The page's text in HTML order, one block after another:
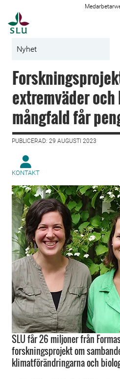
Nyhet
extremväder
mångfald får
PUBLICERAD: 29 AUGUSTI 2023
KONTAKT
SLU får 26 miljoner från
forskningsprojekt om
klimatförändringarna och